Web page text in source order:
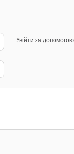
Увійти за допомогою